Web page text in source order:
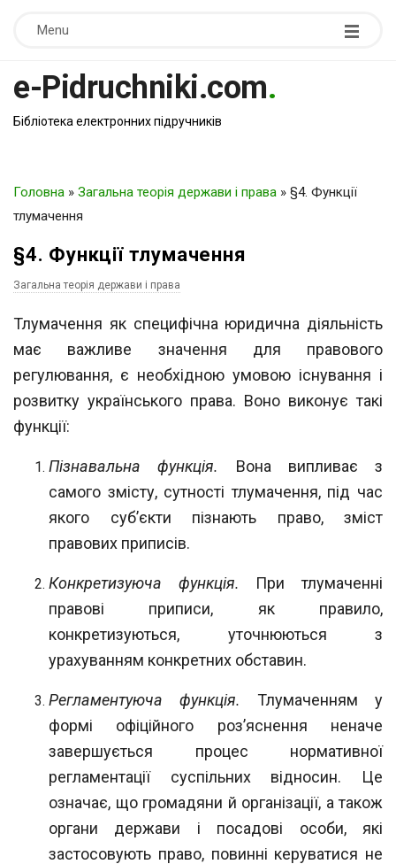
Menu
e-Pidruchniki.com.
Бібліотека електронних підручників
Головна » Загальна теорія держави і права » §4. Функції
тлумачення
§4. Функції тлумачення
Загальна теорія держави і права
Тлумачення як специфічна юридична діяльність
має важливе значення для правового
регулювання, є необхідною умовою існування і
розвитку українського права. Воно виконує такі
функції:
Пізнавальна функція. Вона випливає з
самого змісту, сутності тлумачення, під час
якого суб’єкти пізнають право, зміст
правових приписів.
Конкретизуюча функція. При тлумаченні
правові приписи, як правило,
конкретизуються, уточнюються з
урахуванням конкретних обставин.
Регламентуюча функція. Тлумаченням у
формі офіційного роз’яснення неначе
завершується процес нормативної
регламентації суспільних відносин. Це
означає, що громадяни й організації, а також
органи держави і посадові особи, які
застосовують право, повинні керуватися не